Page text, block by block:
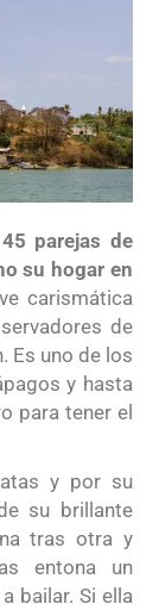
parejas de
su hogar en
carismática
de
Es uno de los
y hasta
para tener el
y por su
su brillante
tras otra y
entona un
bailar. Si ella